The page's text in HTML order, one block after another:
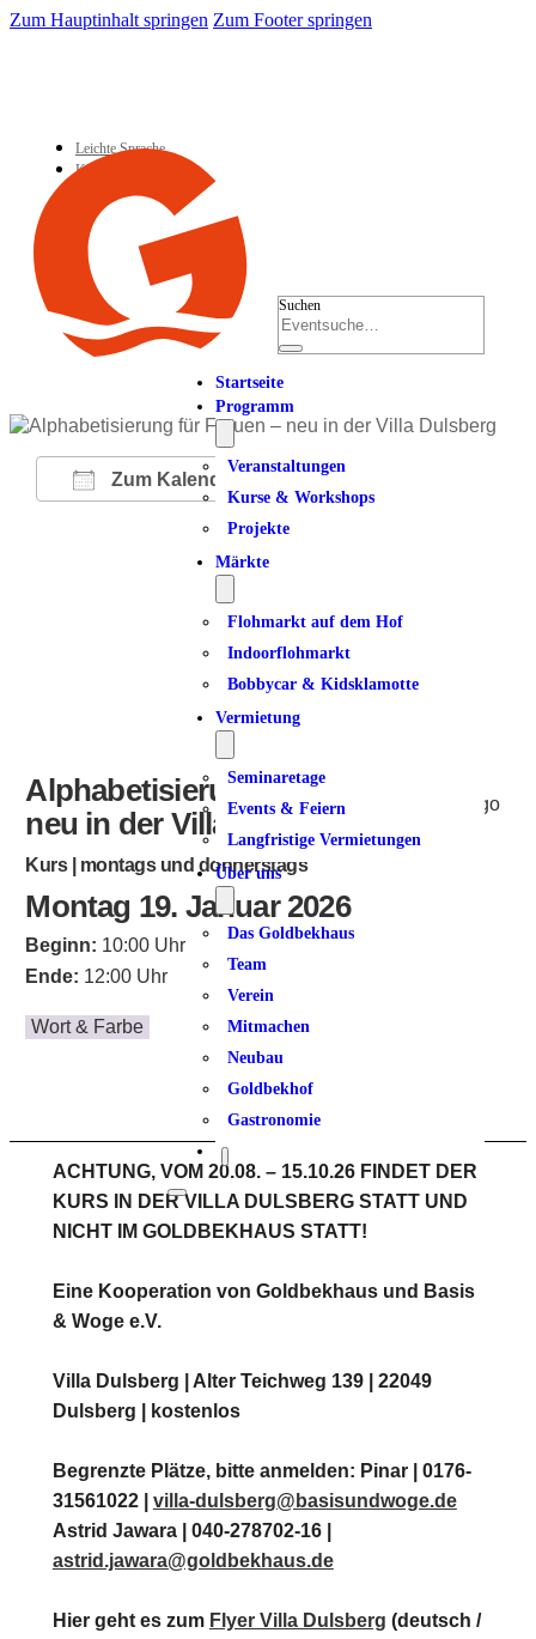
Zum Hauptinhalt springen Zum Footer springen
Leichte Sprache
Kontakt
Suchen
Startseite
Programm
Veranstaltungen
Kurse & Workshops
Projekte
Märkte
Flohmarkt auf dem Hof
Indoorflohmarkt
Bobbycar & Kidsklamotte
Vermietung
Seminaretage
Events & Feiern
Langfristige Vermietungen
Über uns
Das Goldbekhaus
Team
Verein
Mitmachen
Neubau
Goldbekhof
Gastronomie
Zum Kalender hinzufügen
ICS herunterladen
Google Kalender
iCalendarOffice 365
Alphabetisierung für Frauen –
neu in der Villa Dulsberg
Kurs | montags und donnerstags
Montag 19. Januar 2026
Beginn: 10:00 Uhr
Ende: 12:00 Uhr
Wort & Farbe
ACHTUNG, VOM 20.08. – 15.10.26 FINDET DER
KURS IN DER VILLA DULSBERG STATT UND
NICHT IM GOLDBEKHAUS STATT!
Eine Kooperation von Goldbekhaus und Basis
& Woge e.V.
Villa Dulsberg | Alter Teichweg 139 | 22049
Dulsberg | kostenlos
Begrenzte Plätze, bitte anmelden: Pinar | 0176-
31561022 | villa-dulsberg@basisundwoge.de
Astrid Jawara | 040-278702-16 |
astrid.jawara@goldbekhaus.de
Hier geht es zum Flyer Villa Dulsberg (deutsch /